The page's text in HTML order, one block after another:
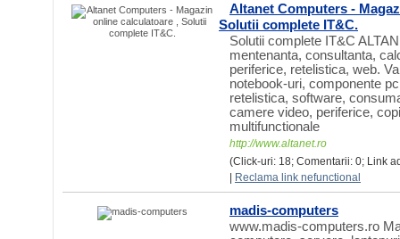
Altanet Computers -
Solutii complete IT&C.
Solutii complete IT&C
mentenanta, consultanta,
periferice, retelistica, web.
notebook-uri, componente
retelistica, software,
camere video, periferice,
multifunctionale
http://www.altanet.ro
(Click-uri: 18; Comentarii: 0; Link
Reclama link nefunctional
madis-computers
www.madis-computers.ro